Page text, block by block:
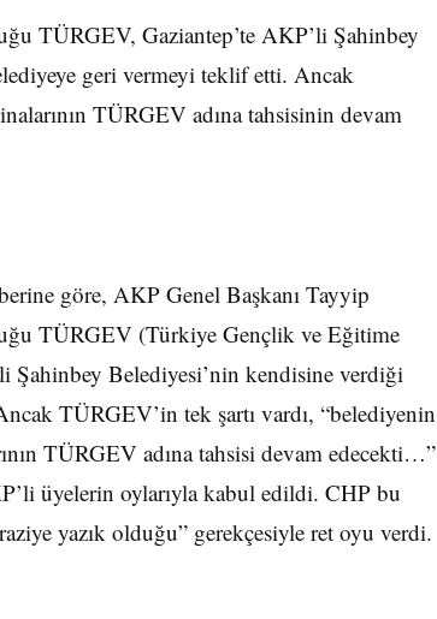
TÜRGEV, Gaziantep’te AKP’li Şahinbey
geri vermeyi teklif etti. Ancak
TÜRGEV adına tahsisinin devam
göre, AKP Genel Başkanı Tayyip
TÜRGEV (Türkiye Gençlik ve Eğitime
Şahinbey Belediyesi’nin kendisine verdiği
TÜRGEV’in tek şartı vardı, “belediyenin
TÜRGEV adına tahsisi devam edecekti…”
üyelerin oylarıyla kabul edildi. CHP bu
yazık olduğu” gerekçesiyle ret oyu verdi.